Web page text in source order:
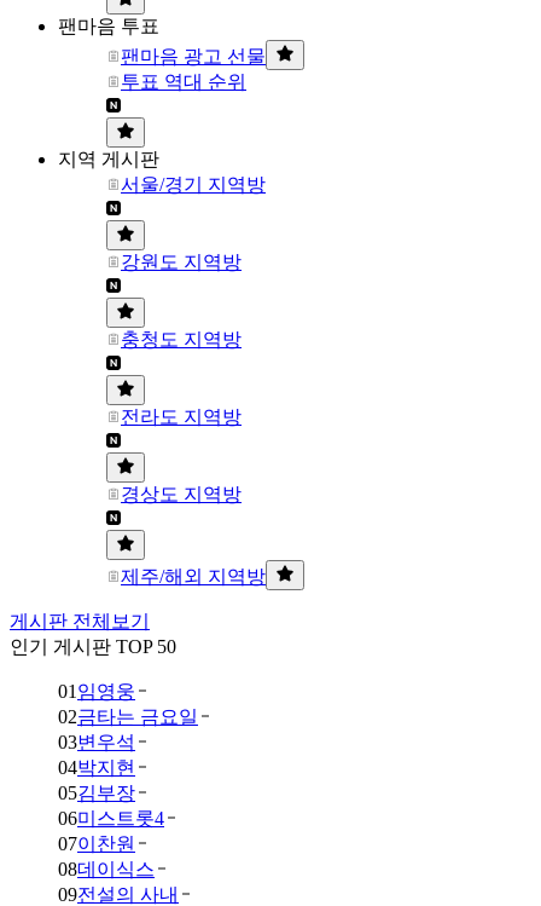
팬마음 투표
팬마음 광고 선물
투표 역대 순위
지역 게시판
서울/경기 지역방
강원도 지역방
충청도 지역방
전라도 지역방
경상도 지역방
제주/해외 지역방
게시판 전체보기
인기 게시판 TOP 50
01 임영웅
02금타는 금요일
03변우석
04박지현
05김부장
06미스트롯4
07이찬원
08데이식스
09전설의 사내